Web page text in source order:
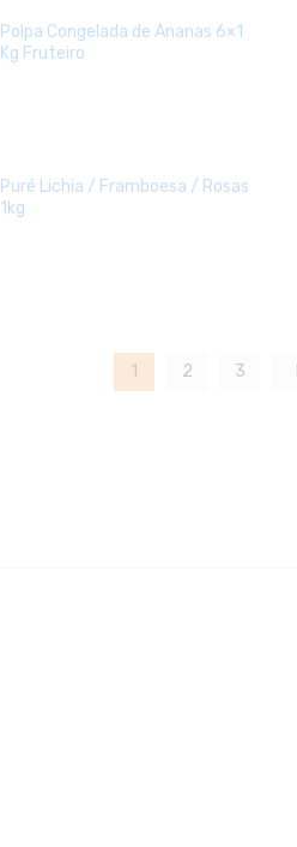
Polpa Congelada de Ananas 6×1
Kg Fruteiro
Puré Lichia / Framboesa / Rosas
1kg
1 2 3